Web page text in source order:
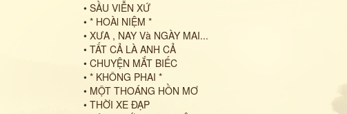
• SẦU VIỄN XỨ
• * HOÀl NIỆM *
• XƯA , NAY Và NGÀY MAI...
• TẤT CẢ LÀ ANH CẢ
• CHUYỆN MẮT BIẾC
• * KHÔNG PHAI *
• MỘT THOÁNG HỒN MƠ
• THỜI XE ĐẠP